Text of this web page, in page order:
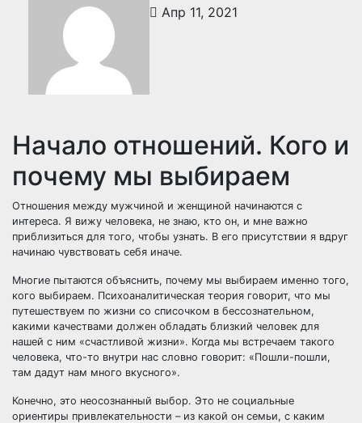
Апр 11, 2021
Начало отношений. Кого и
почему мы выбираем
Отношения между мужчиной и женщиной начинаются с
интереса. Я вижу человека, не знаю, кто он, и мне важно
приблизиться для того, чтобы узнать. В его присутствии я вдруг
начинаю чувствовать себя иначе.
Многие пытаются объяснить, почему мы выбираем именно того,
кого выбираем. Психоаналитическая теория говорит, что мы
путешествуем по жизни со списочком в бессознательном,
какими качествами должен обладать близкий человек для
нашей с ним «счастливой жизни». Когда мы встречаем такого
человека, что-то внутри нас словно говорит: «Пошли-пошли,
там дадут нам много вкусного».
Конечно, это неосознанный выбор. Это не социальные
ориентиры привлекательности – из какой он семьи, с каким